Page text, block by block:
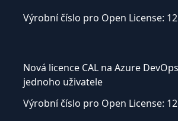
Výrobní číslo pro Open License:
Nová licence CAL na Azure
jednoho uživatele
Výrobní číslo pro Open License: